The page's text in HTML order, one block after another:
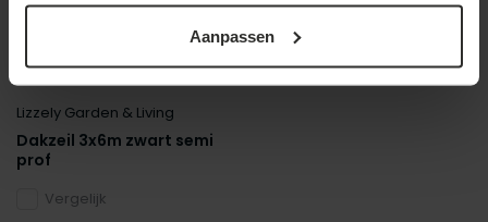
Aanpassen
Lizzely Garden & Living
Dakzeil 3x6m zwart semi
prof
Vergelijk